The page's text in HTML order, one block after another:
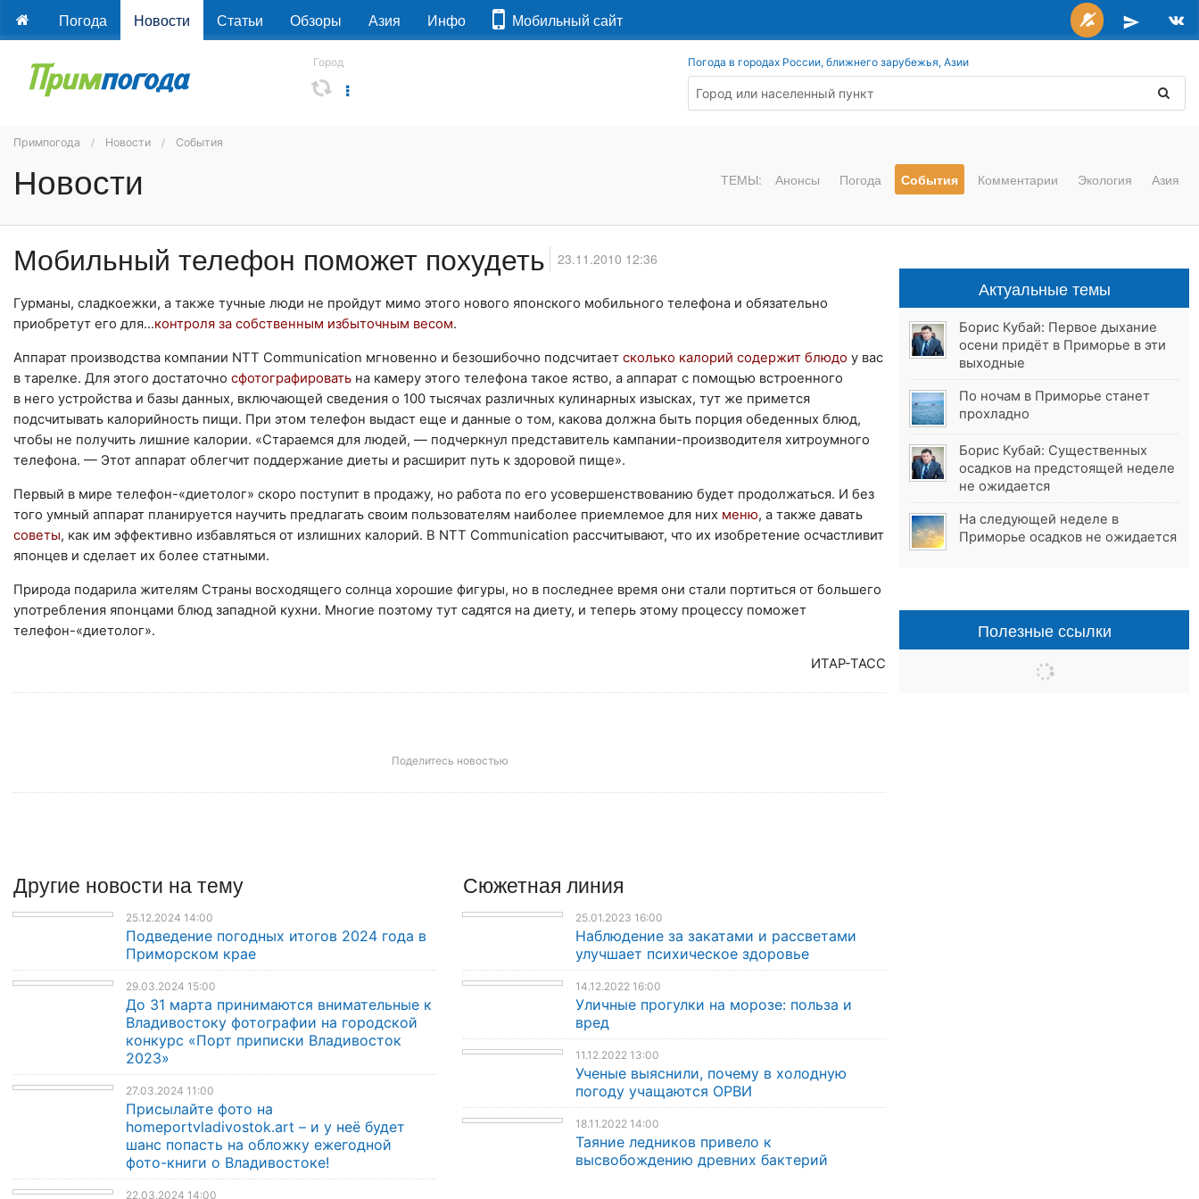
Погода Новости Статьи Обзоры Азия Инфо Мобильный сайт
Город Погода в городах России, ближнего зарубежья, Азии
Примпогода Новости События
Новости ТЕМЫ: Анонсы Погода События Комментарии Экология Азия
Мобильный телефон поможет похудеть 23.11.2010 12:36
Гурманы, сладкоежки, а также тучные люди не пройдут мимо этого нового японского мобильного телефона и обязательно
приобретут его для...контроля за собственным избыточным весом.
Аппарат производства компании NTT Communication мгновенно и безошибочно подсчитает сколько калорий содержит блюдо у вас
в тарелке. Для этого достаточно сфотографировать на камеру этого телефона такое яство, а аппарат с помощью встроенного
в него устройства и базы данных, включающей сведения о 100 тысячах различных кулинарных изысках, тут же примется
подсчитывать калорийность пищи. При этом телефон выдаст еще и данные о том, какова должна быть порция обеденных блюд,
чтобы не получить лишние калории. «Стараемся для людей, — подчеркнул представитель кампании-производителя хитроумного
телефона. — Этот аппарат облегчит поддержание диеты и расширит путь к здоровой пище».
Первый в мире телефон-«диетолог» скоро поступит в продажу, но работа по его усовершенствованию будет продолжаться. И без
того умный аппарат планируется научить предлагать своим пользователям наиболее приемлемое для них меню, а также давать
советы, как им эффективно избавляться от излишних калорий. В NTT Communication рассчитывают, что их изобретение осчастливит
японцев и сделает их более статными.
Природа подарила жителям Страны восходящего солнца хорошие фигуры, но в последнее время они стали портиться от большего
употребления японцами блюд западной кухни. Многие поэтому тут садятся на диету, и теперь этому процессу поможет
телефон-«диетолог».
ИТАР-ТАСС
Поделитесь новостью
Другие новости на тему
25.12.2024 14:00
Подведение погодных итогов 2024 года в
Приморском крае
29.03.2024 15:00
До 31 марта принимаются внимательные к
Владивостоку фотографии на городской
конкурс «Порт приписки Владивосток
2023»
27.03.2024 11:00
Присылайте фото на
homeportvladivostok.art – и у неё будет
шанс попасть на обложку ежегодной
фото-книги о Владивостоке!
22.03.2024 14:00
Сюжетная линия
25.01.2023 16:00
Наблюдение за закатами и рассветами
улучшает психическое здоровье
14.12.2022 16:00
Уличные прогулки на морозе: польза и
вред
11.12.2022 13:00
Ученые выяснили, почему в холодную
погоду учащаются ОРВИ
18.11.2022 14:00
Таяние ледников привело к
высвобождению древних бактерий
Актуальные темы
Борис Кубай: Первое дыхание
осени придёт в Приморье в эти
выходные
По ночам в Приморье станет
прохладно
Борис Кубай: Существенных
осадков на предстоящей неделе
не ожидается
На следующей неделе в
Приморье осадков не ожидается
Полезные ссылки